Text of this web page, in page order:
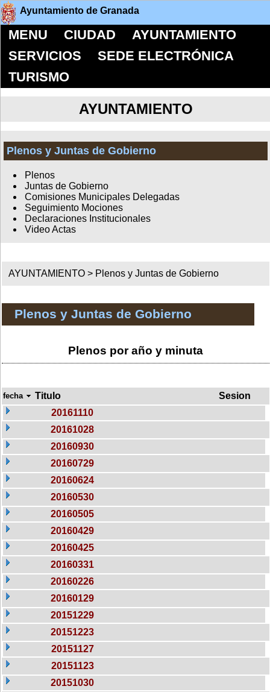
Ayuntamiento de Granada
MENU CIUDAD
AYUNTAMIENTO
SERVICIOS
SEDE ELECTRÓNICA
TURISMO
AYUNTAMIENTO
Plenos y Juntas de Gobierno
Plenos
Juntas de Gobierno
Comisiones Municipales Delegadas
Seguimiento Mociones
Declaraciones Institucionales
Video Actas
AYUNTAMIENTO > Plenos y Juntas de Gobierno
Plenos y Juntas de Gobierno
Plenos por año y minuta
fecha Titulo
Sesion
20161110
20161028
20160930
20160729
20160624
20160530
20160505
20160429
20160425
20160331
20160226
20160129
20151229
20151223
20151127
20151123
20151030